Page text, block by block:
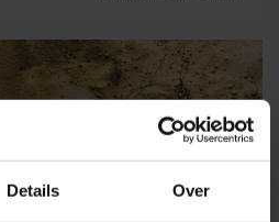
Details Over